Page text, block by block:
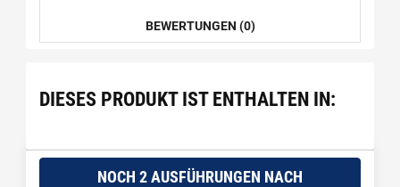
BEWERTUNGEN (0)
DIESES PRODUKT IST ENTHALTEN IN:
NOCH 2 AUSFÜHRUNGEN NACH